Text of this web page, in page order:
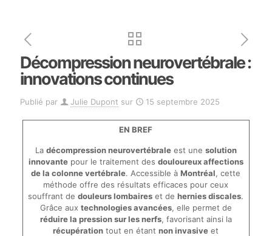
Décompression neurovertébrale :
innovations continues
Publié par Julie Dupont sur 15 septembre 2025
EN BREF
La décompression neurovertébraleest une solution
innovantepour le traitement des douloureux affections
de la colonne vertébrale. Accessible àMontréal, cette
méthode offre des résultats efficaces pour ceux
souffrant dedouleurs lombaires et dehernies discales.
Grâce aux technologies avancées, elle permet de
réduire la pression sur les nerfs, favorisant ainsi la
récupération tout en étantnon invasive et